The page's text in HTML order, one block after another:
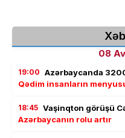
08
19:00 Azərbaycanda
Qədim insanların
18:45 Vaşinqton görüşü
Azərbaycanın rolu artır